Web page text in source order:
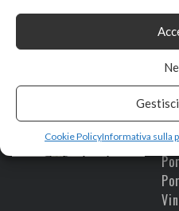
Cookie PolicyInformativa sulla